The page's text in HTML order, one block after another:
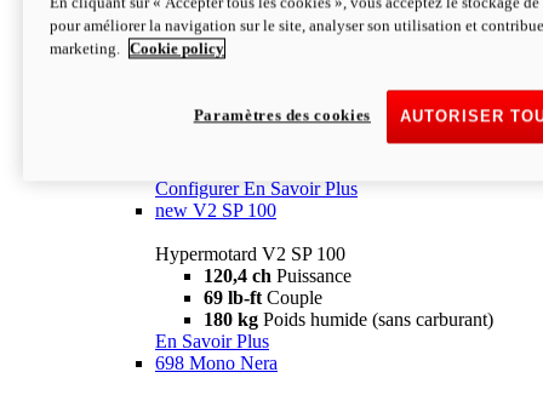
Configurer En Savoir Plus
newV2 SP
69 lb-ftCouple
Poids humide (sans carburant)
Configurer En Savoir Plus
new V2 SP 100
Hypermotard V2 SP 100
120,4 ch Puissance
69 lb-ft Couple
180 kg Poids humide (sans carburant)
En Savoir Plus
698 Mono Nera
pour améliorer la navigation sur le site, analyser son utilisation et
marketing.
Cookie policy
AUTORISER
Paramètres des cookies